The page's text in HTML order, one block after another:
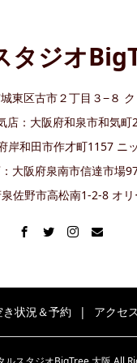
タジオ
東区古市２丁目３−８
店：大阪府和泉市和気町
岸和田市作才町1157 ニ
大阪府泉南市信達市場
佐野市高松南1-2-8 オ
き状況＆予約 アクセス